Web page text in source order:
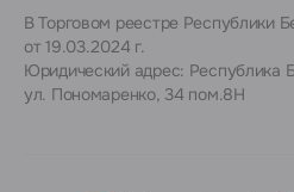
В Торговом реестре Республики
от 19.03.2024 г.
Юридический адрес: Республика
ул. Пономаренко, 34 пом.8Н